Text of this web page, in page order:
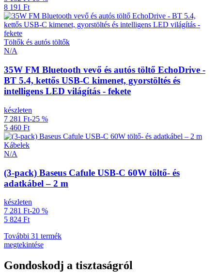
8 191 Ft
Töltők és autós töltők
N/A
35W FM Bluetooth vevő és autós töltő EchoDrive -
BT 5.4, kettős USB-C kimenet, gyorstöltés és
intelligens LED világítás - fekete
készleten
7 281 Ft-25 %
5 460 Ft
Kábelek
N/A
(3-pack) Baseus Cafule USB-C 60W töltő- és
adatkábel – 2 m
készleten
7 281 Ft-20 %
5 824 Ft
További 31 termék
megtekintése
Gondoskodj a tisztaságról